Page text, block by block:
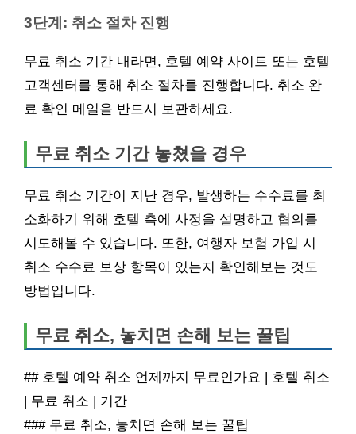
3단계: 취소 절차 진행
무료 취소 기간 내라면, 호텔 예약 사이트 또는 호텔
고객센터를 통해 취소 절차를 진행합니다. 취소 완
료 확인 메일을 반드시 보관하세요.
무료 취소 기간 놓쳤을 경우
무료 취소 기간이 지난 경우, 발생하는 수수료를 최
소화하기 위해 호텔 측에 사정을 설명하고 협의를
시도해볼 수 있습니다. 또한, 여행자 보험 가입 시
취소 수수료 보상 항목이 있는지 확인해보는 것도
방법입니다.
무료 취소, 놓치면 손해 보는 꿀팁
## 호텔 예약 취소 언제까지 무료인가요 | 호텔 취소
| 무료 취소 | 기간
### 무료 취소, 놓치면 손해 보는 꿀팁